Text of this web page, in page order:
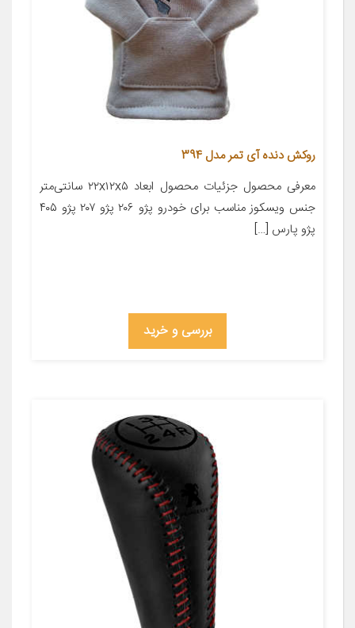
روکش دنده آی تمر مدل 394
معرفی محصول جزئیات محصول ابعاد ۲۲x۱۲x۵ سانتی‌متر
جنس ویسکوز مناسب برای خودرو پژو ۲۰۶ پژو ۲۰۷ پژو ۴۰۵
پژو پارس […]
بررسی و خرید